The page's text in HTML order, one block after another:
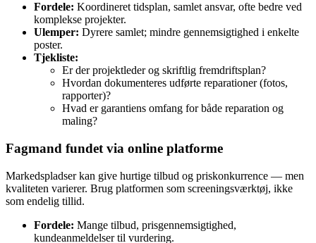
Fordele: Koordineret tidsplan, samlet ansvar, ofte bedre ved
komplekse projekter.
Ulemper: Dyrere samlet; mindre gennemsigtighed i enkelte
poster.
Tjekliste:
Er der projektleder og skriftlig fremdriftsplan?
Hvordan dokumenteres udførte reparationer (fotos,
rapporter)?
Hvad er garantiens omfang for både reparation og
maling?
Fagmand fundet via online platforme
Markedspladser kan give hurtige tilbud og priskonkurrence — men
kvaliteten varierer. Brug platformen som screeningsværktøj, ikke
som endelig tillid.
Fordele: Mange tilbud, prisgennemsigtighed,
kundeanmeldelser til vurdering.